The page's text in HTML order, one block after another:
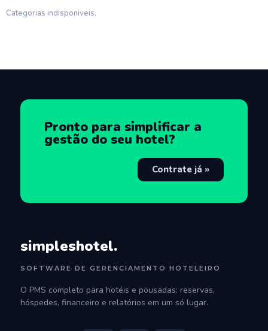
Categorias indisponiveis.
Pronto para simplificar a
gestão do seu hotel?
Contrate já »
simpleshotel.
SOFTWARE DE GERENCIAMENTO HOTELEIRO
O PMS completo para hotéis e pousadas: reservas,
hóspedes, financeiro e relatórios em um só lugar.